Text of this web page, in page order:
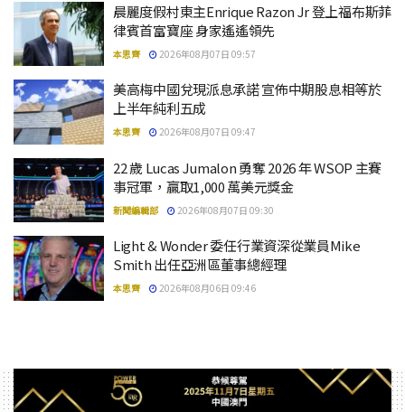
晨麗度假村東主Enrique Razon Jr 登上福布斯菲
律賓首富寶座 身家遙遙領先
本思齊 2026年08月07日 09:57
美高梅中國兌現派息承諾 宣佈中期股息相等於
上半年純利五成
本思齊 2026年08月07日 09:47
22 歲 Lucas Jumalon 勇奪 2026 年 WSOP 主賽
事冠軍，贏取1,000 萬美元獎金
新聞編輯部 2026年08月07日 09:30
Light & Wonder 委任行業資深從業員Mike
Smith 出任亞洲區董事總經理
本思齊 2026年08月06日 09:46